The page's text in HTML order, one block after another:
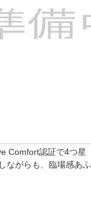
Comfort認証で4つ星
ながらも、臨場感あふ